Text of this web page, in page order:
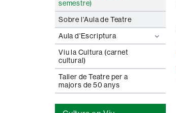
semestre)
Sobre l'Aula de Teatre
Aula d'Escriptura
Viu la Cultura (carnet
cultural)
Taller de Teatre per a
majors de 50 anys